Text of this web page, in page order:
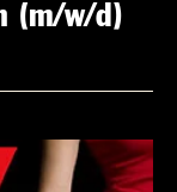
(m/w/d)